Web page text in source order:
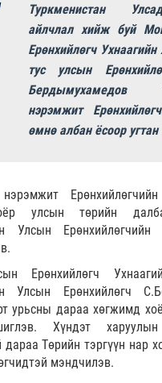
Туркменистан
айлчлал хийж буй
Ерөнхийлөгч Ухнаагийн
тус улсын
Бердымухамедов
нэрэмжит
өмнө албан ёсоор угтан
нэрэмжит
улсын төрийн
Улсын
Ерөнхийлөгч
Улсын Ерөнхийлөгч
урьсны дараа хөгжимд
Хүндэт
дараа Төрийн тэргүүн нар
мэндчилэв.